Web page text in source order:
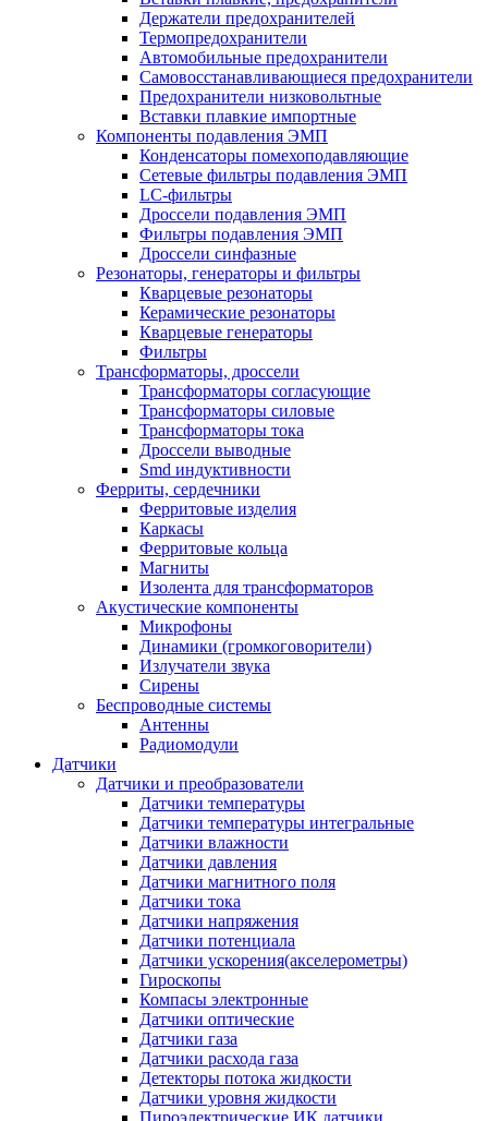
Держатели предохранителей
Термопредохранители
Автомобильные предохранители
Самовосстанавливающиеся предохранители
Предохранители низковольтные
Вставки плавкие импортные
Компоненты подавления ЭМП
Конденсаторы помехоподавляющие
Сетевые фильтры подавления ЭМП
LC-фильтры
Дроссели подавления ЭМП
Фильтры подавления ЭМП
Дроссели синфазные
Резонаторы, генераторы и фильтры
Кварцевые резонаторы
Керамические резонаторы
Кварцевые генераторы
Фильтры
Трансформаторы, дроссели
Трансформаторы согласующие
Трансформаторы силовые
Трансформаторы тока
Дроссели выводные
Smd индуктивности
Ферриты, сердечники
Ферритовые изделия
Каркасы
Ферритовые кольца
Магниты
Изолента для трансформаторов
Акустические компоненты
Микрофоны
Динамики (громкоговорители)
Излучатели звука
Сирены
Беспроводные системы
Антенны
Радиомодули
Датчики
Датчики и преобразователи
Датчики температуры
Датчики температуры интегральные
Датчики влажности
Датчики давления
Датчики магнитного поля
Датчики тока
Датчики напряжения
Датчики потенциала
Датчики ускорения(акселерометры)
Гироскопы
Компасы электронные
Датчики оптические
Датчики газа
Датчики расхода газа
Детекторы потока жидкости
Датчики уровня жидкости
Пироэлектрические ИК датчики